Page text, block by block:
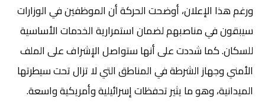
ورغم هذا الإعلان، أوضحت الحركة أن الموظفين في الوزارات
سيبقون في مناصبهم لضمان استمرارية الخدمات الأساسية
للسكان. كما شددت على أنها ستواصل الإشراف على الملف
الأمني وجهاز الشرطة في المناطق التي لا تزال تحت سيطرتها
الميدانية، وهو ما يثير تحفظات إسرائيلية وأمريكية واسعة.